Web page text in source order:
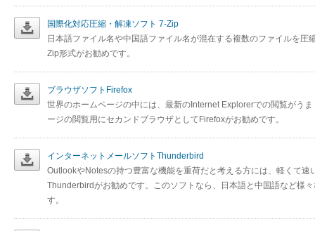
国際化対応圧縮・解凍ソフト 7-Zip
日本語ファイル名や中国語ファイル名が混在する複数のファイルを
Zip形式がお勧めです。
ブラウザソフトFirefox
世界のホームページの中には、最新のInternet Explorerでの閲覧がう
ージの閲覧用にセカンドブラウザとしてFirefoxがお勧めです。
インターネットメールソフトThunderbird
OutlookやNotesの持つ豊富な機能を重荷だと考える方には、軽くて
Thunderbirdがお勧めです。このソフトなら、日本語と中国語など様
す。